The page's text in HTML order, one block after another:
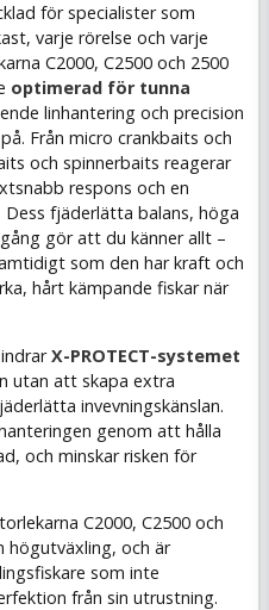
för specialister som
varje rörelse och varje
C2000, C2500 och 2500
optimerad för tunna
linhantering och precision
Från micro crankbaits och
och spinnerbaits reagerar
respons och en
fjäderlätta balans, höga
gör att du känner allt –
som den har kraft och
hårt kämpande fiskar när
X-PROTECT-systemet
utan att skapa extra
invevningskänslan.
genom att hålla
och minskar risken för
C2000, C2500 och
högutväxling, och är
som inte
från sin utrustning.